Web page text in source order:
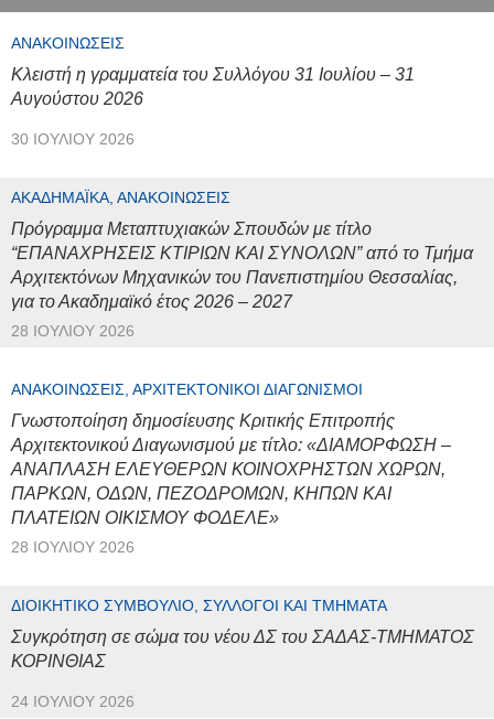
ΑΝΑΚΟΙΝΏΣΕΙΣ
Κλειστή η γραμματεία του Συλλόγου 31 Ιουλίου – 31
Αυγούστου 2026
30 ΙΟΥΛΊΟΥ 2026
ΑΚΑΔΗΜΑΪΚΆ, ΑΝΑΚΟΙΝΏΣΕΙΣ
Πρόγραμμα Μεταπτυχιακών Σπουδών με τίτλο
“ΕΠΑΝΑΧΡΗΣΕΙΣ ΚΤΙΡΙΩΝ ΚΑΙ ΣΥΝΟΛΩΝ” από το Τμήμα
Αρχιτεκτόνων Μηχανικών του Πανεπιστημίου Θεσσαλίας,
για το Ακαδημαϊκό έτος 2026 – 2027
28 ΙΟΥΛΊΟΥ 2026
ΑΝΑΚΟΙΝΏΣΕΙΣ, ΑΡΧΙΤΕΚΤΟΝΙΚΟΊ ΔΙΑΓΩΝΙΣΜΟΊ
Γνωστοποίηση δημοσίευσης Κριτικής Επιτροπής
Αρχιτεκτονικού Διαγωνισμού με τίτλο: «ΔΙΑΜΟΡΦΩΣΗ –
ΑΝΑΠΛΑΣΗ ΕΛΕΥΘΕΡΩΝ ΚΟΙΝΟΧΡΗΣΤΩΝ ΧΩΡΩΝ,
ΠΑΡΚΩΝ, ΟΔΩΝ, ΠΕΖΟΔΡΟΜΩΝ, ΚΗΠΩΝ ΚΑΙ
ΠΛΑΤΕΙΩΝ ΟΙΚΙΣΜΟΥ ΦΟΔΕΛΕ»
28 ΙΟΥΛΊΟΥ 2026
ΔΙΟΙΚΗΤΙΚΌ ΣΥΜΒΟΎΛΙΟ, ΣΎΛΛΟΓΟΙ ΚΑΙ ΤΜΉΜΑΤΑ
Συγκρότηση σε σώμα του νέου ΔΣ του ΣΑΔΑΣ-ΤΜΗΜΑΤΟΣ
ΚΟΡΙΝΘΙΑΣ
24 ΙΟΥΛΊΟΥ 2026